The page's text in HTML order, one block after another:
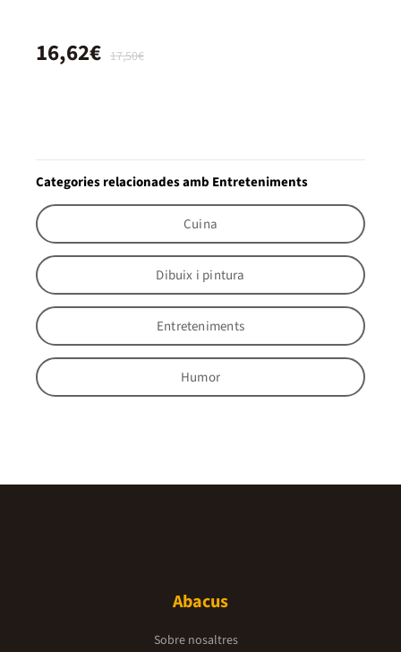
17,50€
16,62€
Categories relacionades amb Entreteniments
Cuina
Dibuix i pintura
Entreteniments
Humor
Abacus
Sobre nosaltres